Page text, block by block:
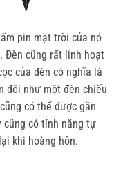
pin mặt trời của nó
Đèn cũng rất linh hoạt
của đèn có nghĩa là
đôi như một đèn chiếu
có thể được gắn
có tính năng tự
khi hoàng hôn.